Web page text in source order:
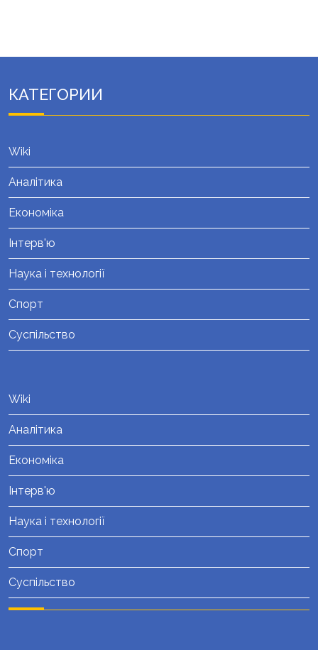
КАТЕГОРИИ
Wiki
Аналітика
Економіка
Інтерв'ю
Наука і технології
Спорт
Суспільство
Wiki
Аналітика
Економіка
Інтерв'ю
Наука і технології
Спорт
Суспільство